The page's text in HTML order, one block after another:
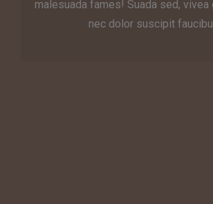
malesuada fames! Suada sed, vivea
nec dolor suscipit